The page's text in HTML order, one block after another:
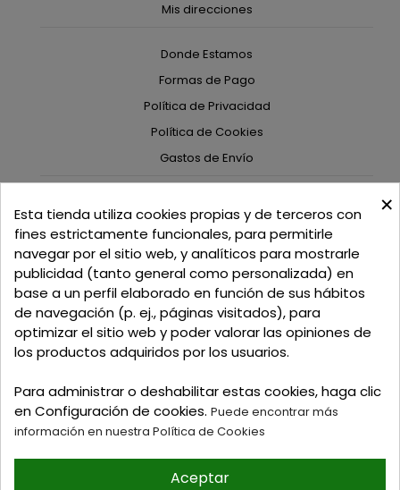
Mis direcciones
Donde Estamos
Formas de Pago
Política de Privacidad
Política de Cookies
Gastos de Envío
C/ Delgadillo Nº 7 - Local 1 - 45600
Talavera de la Reina - Toledo - (España)
Llamadnos:+34 925 82 02 19 o625 654 791
Email: curtidosytapicerias@gmail.com
Verano:
Mañanas: de 09:00h a 13:30h
Invierno:
Mañanas: de 09:30h a 13:30h
Tardes: de 16:30h a 20:00h
×
Esta tienda utiliza cookies propias y de terceros con
fines estrictamente funcionales, para permitirle
navegar por el sitio web, y analíticos para mostrarle
publicidad (tanto general como personalizada) en
base a un perfil elaborado en función de sus hábitos
de navegación (p. ej., páginas visitados), para
optimizar el sitio web y poder valorar las opiniones de
los productos adquiridos por los usuarios.
Para administrar o deshabilitar estas cookies, haga clic
en Configuración de cookies. Puede encontrar más
información en nuestra Política de Cookies
Aceptar